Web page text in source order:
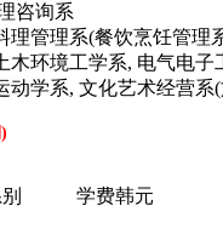
咨询系
管理系(餐饮烹饪管理
境工学系, 电气电子
系, 文化艺术经营系(
学费韩元